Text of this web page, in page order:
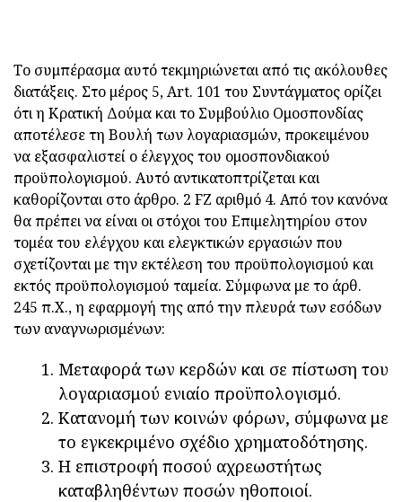
Το συμπέρασμα αυτό τεκμηριώνεται από τις ακόλουθες
διατάξεις. Στο μέρος 5, Art. 101 του Συντάγματος ορίζει
ότι η Κρατική Δούμα και το Συμβούλιο Ομοσπονδίας
αποτέλεσε τη Βουλή των λογαριασμών, προκειμένου
να εξασφαλιστεί ο έλεγχος του ομοσπονδιακού
προϋπολογισμού. Αυτό αντικατοπτρίζεται και
καθορίζονται στο άρθρο. 2 FZ αριθμό 4. Από τον κανόνα
θα πρέπει να είναι οι στόχοι του Επιμελητηρίου στον
τομέα του ελέγχου και ελεγκτικών εργασιών που
σχετίζονται με την εκτέλεση του προϋπολογισμού και
εκτός προϋπολογισμού ταμεία. Σύμφωνα με το άρθ.
245 π.Χ., η εφαρμογή της από την πλευρά των εσόδων
των αναγνωρισμένων:
Μεταφορά των κερδών και σε πίστωση του
λογαριασμού ενιαίο προϋπολογισμό.
Κατανομή των κοινών φόρων, σύμφωνα με
το εγκεκριμένο σχέδιο χρηματοδότησης.
Η επιστροφή ποσού αχρεωστήτως
καταβληθέντων ποσών ηθοποιοί.